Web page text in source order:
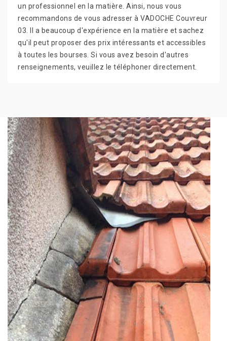
un professionnel en la matière. Ainsi, nous vous
recommandons de vous adresser à VADOCHE Couvreur
03. Il a beaucoup d'expérience en la matière et sachez
qu'il peut proposer des prix intéressants et accessibles
à toutes les bourses. Si vous avez besoin d'autres
renseignements, veuillez le téléphoner directement.